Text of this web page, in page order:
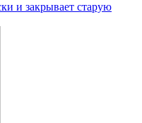
и закрывает старую